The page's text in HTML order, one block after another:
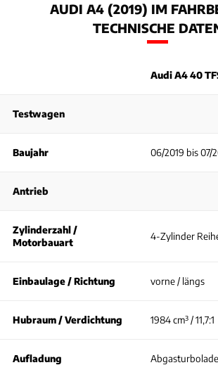
AUDI A4 (2019) IM
TECHNISCHE
Audi A4 40
Testwagen
Baujahr 06/2019 bis 07/
Antrieb
Zylinderzahl /
Motorbauart
4-Zylinder
Einbaulage / Richtung vorne / längs
Hubraum / Verdichtung 1984 cm³ / 11,7:1
Aufladung